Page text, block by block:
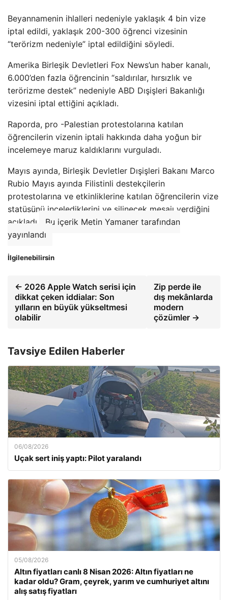
Beyannamenin ihlalleri nedeniyle yaklaşık 4 bin vize
iptal edildi, yaklaşık 200-300 öğrenci vizesinin
“terörizm nedeniyle” iptal edildiğini söyledi.
Amerika Birleşik Devletleri Fox News’un haber kanalı,
6.000’den fazla öğrencinin “saldırılar, hırsızlık ve
terörizme destek” nedeniyle ABD Dışişleri Bakanlığı
vizesini iptal ettiğini açıkladı.
Raporda, pro -Palestian protestolarına katılan
öğrencilerin vizenin iptali hakkında daha yoğun bir
incelemeye maruz kaldıklarını vurguladı.
Mayıs ayında, Birleşik Devletler Dışişleri Bakanı Marco
Rubio Mayıs ayında Filistinli destekçilerin
protestolarına ve etkinliklerine katılan öğrencilerin vize
statüsünü incelediklerini ve silinecek mesajı verdiğini
açıkladı.
Bu içerik Metin Yamaner tarafından
yayınlandı
İlgilenebilirsin
← 2026 Apple Watch serisi için
dikkat çeken iddialar: Son
yılların en büyük yükseltmesi
olabilir
Zip perde ile
dış mekânlarda
modern
çözümler →
Tavsiye Edilen Haberler
06/08/2026
Uçak sert iniş yaptı: Pilot yaralandı
05/08/2026
Altın fiyatları canlı 8 Nisan 2026: Altın fiyatları ne
kadar oldu? Gram, çeyrek, yarım ve cumhuriyet altını
alış satış fiyatları